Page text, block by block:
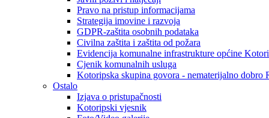
Pravo na pristup informacijama
Strategija imovine i razvoja
GDPR-zaštita osobnih podataka
Civilna zaštita i zaštita od požara
Evidencija komunalne infrastrukture općine
Cjenik komunalnih usluga
Kotoripska skupina govora - nematerijalno dobro
Ostalo
Izjava o pristupačnosti
Kotoripski vjesnik